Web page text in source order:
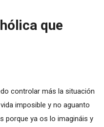
que
controlar más la situación
imposible y no aguanto
porque ya os lo imagináis y